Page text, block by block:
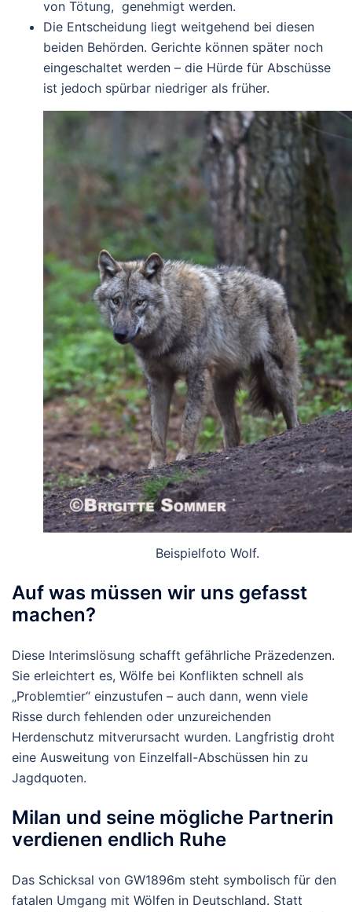
von Tötung, genehmigt werden.
Die Entscheidung liegt weitgehend bei diesen
beiden Behörden. Gerichte können später noch
eingeschaltet werden – die Hürde für Abschüsse
ist jedoch spürbar niedriger als früher.
Beispielfoto Wolf.
Auf was müssen wir uns gefasst
machen?
Diese Interimslösung schafft gefährliche Präzedenzen.
Sie erleichtert es, Wölfe bei Konflikten schnell als
„Problemtier“ einzustufen – auch dann, wenn viele
Risse durch fehlenden oder unzureichenden
Herdenschutz mitverursacht wurden. Langfristig droht
eine Ausweitung von Einzelfall-Abschüssen hin zu
Jagdquoten.
Milan und seine mögliche Partnerin
verdienen endlich Ruhe
Das Schicksal von GW1896m steht symbolisch für den
fatalen Umgang mit Wölfen in Deutschland. Statt